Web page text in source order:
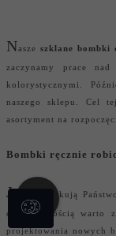
Nasze szklane bombki
zaczynamy prace nad
kolorystycznymi.
naszego sklepu. Cel
asortyment na
Bombki ręcznie
J eśli poszukują
całą pewnością warto
projektowania nowych